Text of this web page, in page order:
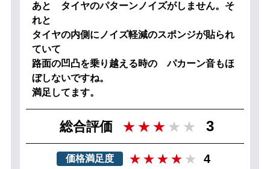
あと タイヤのパターンノイズがしません。そ
れと
タイヤの内側にノイズ軽減のスポンジが貼られ
ていて
路面の凹凸を乗り越える時の パカーン音もほ
ぼしないですね。
満足してます。
総合評価 3
価格満足度 4